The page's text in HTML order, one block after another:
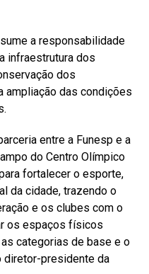
a responsabilidade
infraestrutura dos
dos
ampliação das condições
entre a Funesp e a
do Centro Olímpico
fortalecer o esporte,
da cidade, trazendo o
e os clubes com o
os espaços físicos
categorias de base e o
diretor-presidente da